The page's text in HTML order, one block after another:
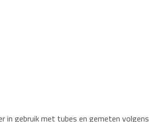
in gebruik met tubes en gemeten volgens